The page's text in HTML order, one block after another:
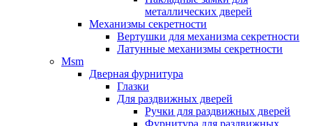
металлических дверей
Механизмы секретности
Вертушки для механизма секретности
Латунные механизмы секретности
Msm
Дверная фурнитура
Глазки
Для раздвижных дверей
Ручки для раздвижных дверей